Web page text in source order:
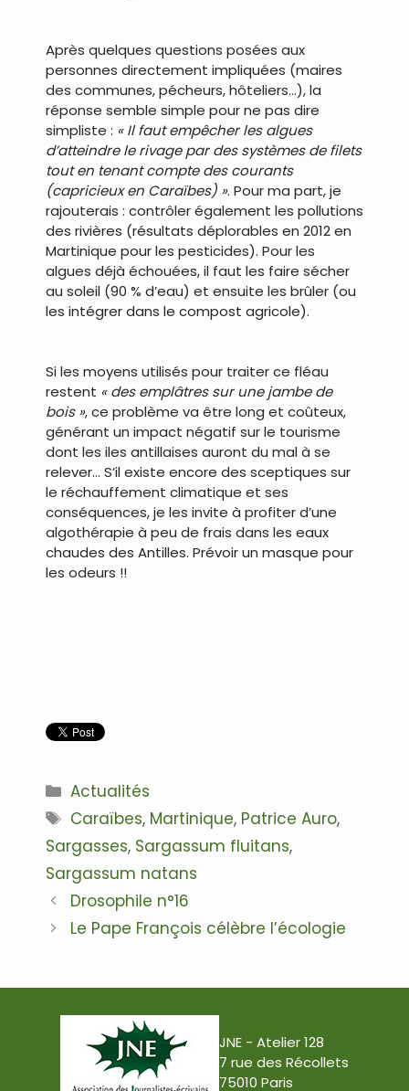
Après quelques questions posées aux
personnes directement impliquées (maires
des communes, pécheurs, hôteliers…), la
réponse semble simple pour ne pas dire
simpliste : « Il faut empêcher les algues
d’atteindre le rivage par des systèmes de filets
tout en tenant compte des courants
(capricieux en Caraïbes) ». Pour ma part, je
rajouterais : contrôler également les pollutions
des rivières (résultats déplorables en 2012 en
Martinique pour les pesticides). Pour les
algues déjà échouées, il faut les faire sécher
au soleil (90 % d’eau) et ensuite les brûler (ou
les intégrer dans le compost agricole).
Si les moyens utilisés pour traiter ce fléau
restent « des emplâtres sur une jambe de
bois », ce problème va être long et coûteux,
générant un impact négatif sur le tourisme
dont les iles antillaises auront du mal à se
relever… S’il existe encore des sceptiques sur
le réchauffement climatique et ses
conséquences, je les invite à profiter d’une
algothérapie à peu de frais dans les eaux
chaudes des Antilles. Prévoir un masque pour
les odeurs !!
Catégories
Actualités
Étiquettes
Caraïbes, Martinique, Patrice Auro,
Sargasses, Sargassum fluitans,
Sargassum natans
Navigation
des
Drosophile n°16
Le Pape François célèbre l’écologie
JNE - Atelier 128
7 rue des Récollets
75010 Paris